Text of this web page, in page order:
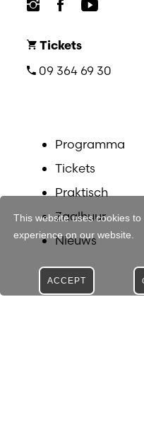
This website uses cookies
experience on our website.
ACCEPT
Tickets
09 364 69 30
Programma
Tickets
Praktisch
Zaalhuur
Nieuws